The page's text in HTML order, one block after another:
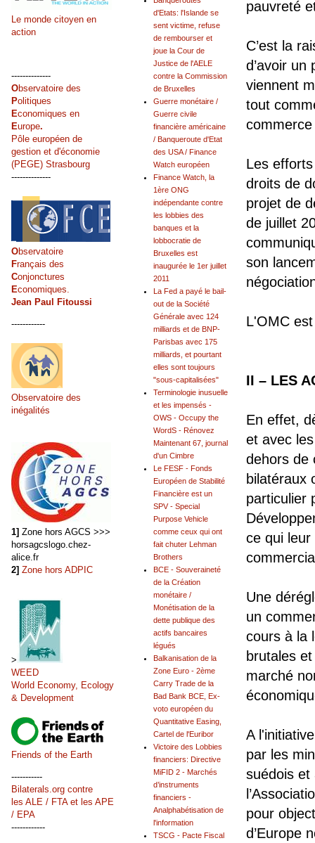
pauvreté
C’est la
d’avoir
viennent
tout
Les
droits de
projet de
de juillet
son
L'OMC
II – LES
En effet,
et avec
dehors de
bilatéraux
particulier
ce qui leur
Une
un
cours à la
brutales
marché
A
par les
suédois et
pour
d’Europe
d'Etats: l'Islande se
sent victime, refuse
de rembourser et
joue la Cour de
Justice de l'AELE
contre la Commission
de Bruxelles
Guerre monétaire /
Guerre civile
financière américaine
/ Banqueroute d'Etat
des USA / Finance
Watch européen
Finance Watch, la
1ère ONG
indépendante contre
les lobbies des
banques et la
lobbocratie de
Bruxelles est
inaugurée le 1er juillet
2011
La Fed a payé le bail-
out de la Société
Générale avec 124
milliards et de BNP-
Parisbas avec 175
milliards, et pourtant
elles sont toujours
"sous-capitalisées"
Terminologie inusuelle
et les impensés -
OWS - Occupy the
WordS - Rénovez
Maintenant 67, journal
d'un Cimbre
Le FESF - Fonds
Européen de Stabilité
Financière est un
SPV - Special
Purpose Vehicle
comme ceux qui ont
fait chuter Lehman
Brothers
BCE - Souveraineté
de la Création
monétaire /
Monétisation de la
dette publique des
actifs bancaires
légués
Balkanisation de la
Zone Euro - 2ème
Carry Trade de la
Bad Bank BCE, Ex-
voto européen du
Quantitative Easing,
Cartel de l'Euribor
Victoire des Lobbies
financiers: Directive
MiFID 2 - Marchés
d’instruments
financiers -
Analphabétisation de
l'information
TSCG - Pacte Fiscal
Le monde citoyen en
action
--------------
Observatoire des
Politiques
Economiques en
Europe.
Pôle européen de
gestion et d'économie
(PEGE) Strasbourg
--------------
Observatoire
Français des
Conjonctures
Economiques.
Jean Paul Fitoussi
------------
Observatoire des
inégalités
1] Zone hors AGCS >>>
horsagcslogo.chez-
alice.fr
2] Zone hors ADPIC
>
WEED
World Economy, Ecology
& Development
Friends of the Earth
-----------
Bilaterals.org contre
les ALE / FTA et les APE
/ EPA
------------